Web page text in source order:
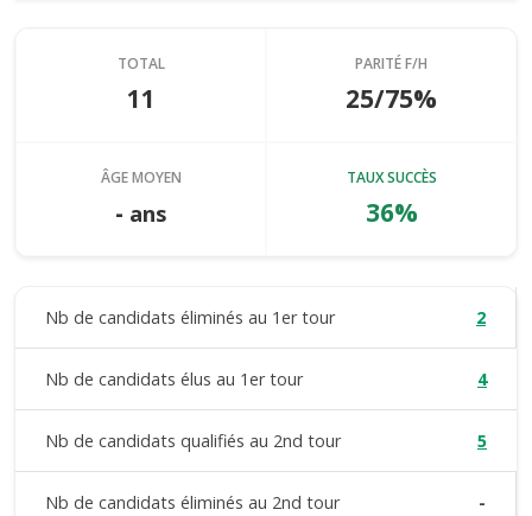
TOTAL
11
PARITÉ F/H
25/75%
ÂGE MOYEN
- ans
TAUX SUCCÈS
36%
Nb de candidats éliminés au 1er tour 2
Nb de candidats élus au 1er tour 4
Nb de candidats qualifiés au 2nd tour 5
Nb de candidats éliminés au 2nd tour -